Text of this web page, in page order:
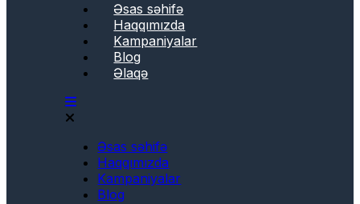
Əsas səhifə
Haqqımızda
Kampaniyalar
Blog
Əlaqə
Əsas səhifə
Haqqımızda
Kampaniyalar
Blog